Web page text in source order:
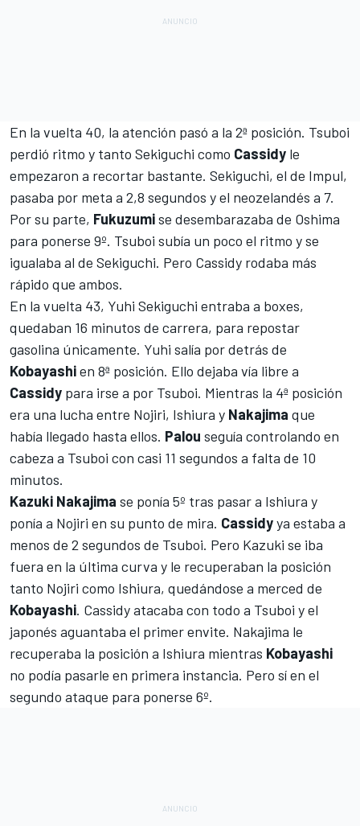
En la vuelta 40, la atención pasó a la 2ª posición. Tsuboi
perdió ritmo y tanto Sekiguchi como Cassidy le
empezaron a recortar bastante. Sekiguchi, el de Impul,
pasaba por meta a 2,8 segundos y el neozelandés a 7.
Por su parte, Fukuzumise desembarazaba de Oshima
para ponerse 9º. Tsuboi subía un poco el ritmo y se
igualaba al de Sekiguchi. Pero Cassidy rodaba más
rápido que ambos.
En la vuelta 43, Yuhi Sekiguchi entraba a boxes,
quedaban 16 minutos de carrera, para repostar
gasolina únicamente. Yuhi salía por detrás de
Kobayashien 8ª posición. Ello dejaba vía libre a
Cassidy para irse a por Tsuboi. Mientras la 4ª posición
era una lucha entre Nojiri, Ishiura y Nakajima que
había llegado hasta ellos. Palou seguía controlando en
cabeza a Tsuboi con casi 11 segundos a falta de 10
minutos.
Kazuki Nakajima se ponía 5º tras pasar a Ishiura y
ponía a Nojiri en su punto de mira. Cassidyya estaba a
menos de 2 segundos de Tsuboi. Pero Kazuki se iba
fuera en la última curva y le recuperaban la posición
tanto Nojiri como Ishiura, quedándose a merced de
Kobayashi. Cassidy atacaba con todo a Tsuboi y el
japonés aguantaba el primer envite. Nakajima le
recuperaba la posición a Ishiura mientras Kobayashi
no podía pasarle en primera instancia. Pero sí en el
segundo ataque para ponerse 6º.